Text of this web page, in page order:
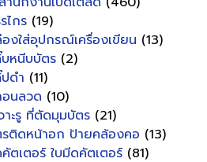
ไกร (19)
งใส่อุปกรณ์เครื่องเขียน (13)
หนีบบัตร (2)
ดำ (11)
นลวด (10)
าะรู ที่ตัดมุมบัตร (21)
ติดหน้าอก ป้ายคล้องคอ (13)
ตเตอร์ ใบมีดคัตเตอร์ (81)